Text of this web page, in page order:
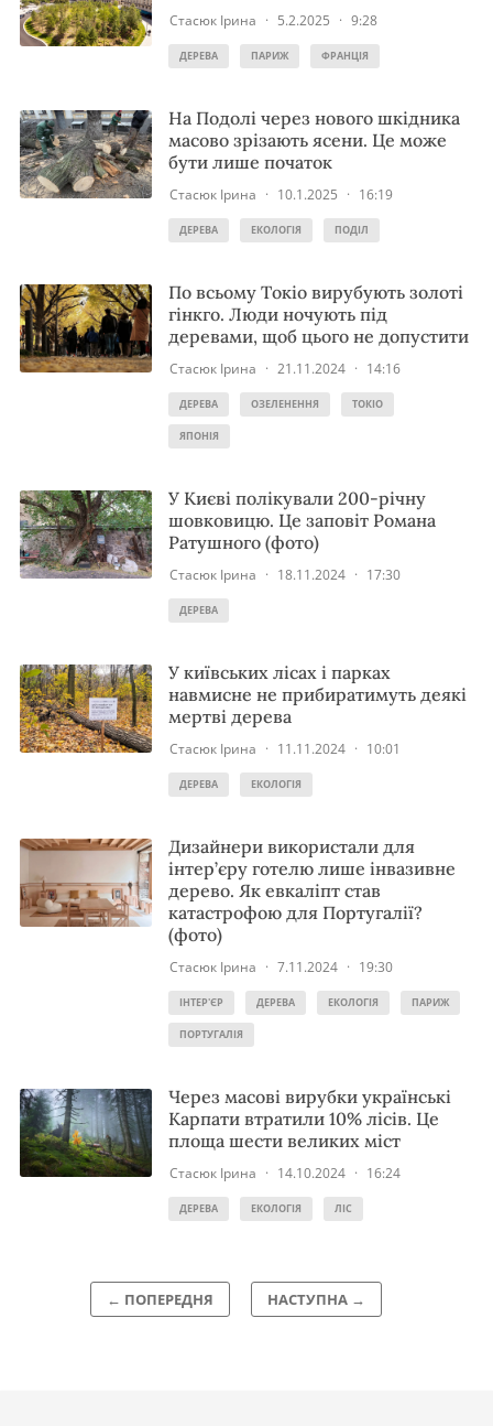
Стасюк Ірина · 5.2.2025 · 9:28
ДЕРЕВА ПАРИЖ ФРАНЦІЯ
На Подолі через нового шкідника
масово зрізають ясени. Це може
бути лише початок
Стасюк Ірина · 10.1.2025 · 16:19
ДЕРЕВА ЕКОЛОГІЯ ПОДІЛ
По всьому Токіо вирубують золоті
гінкго. Люди ночують під
деревами, щоб цього не допустити
Стасюк Ірина · 21.11.2024 · 14:16
ДЕРЕВА ОЗЕЛЕНЕННЯ ТОКІО
ЯПОНІЯ
У Києві полікували 200-річну
шовковицю. Це заповіт Романа
Ратушного (фото)
Стасюк Ірина · 18.11.2024 · 17:30
ДЕРЕВА
У київських лісах і парках
навмисне не прибиратимуть деякі
мертві дерева
Стасюк Ірина · 11.11.2024 · 10:01
ДЕРЕВА ЕКОЛОГІЯ
Дизайнери використали для
інтер’єру готелю лише інвазивне
дерево. Як евкаліпт став
катастрофою для Португалії?
(фото)
Стасюк Ірина · 7.11.2024 · 19:30
ІНТЕР'ЄР ДЕРЕВА ЕКОЛОГІЯ ПАРИЖ
ПОРТУГАЛІЯ
Через масові вирубки українські
Карпати втратили 10% лісів. Це
площа шести великих міст
Стасюк Ірина · 14.10.2024 · 16:24
ДЕРЕВА ЕКОЛОГІЯ ЛІС
← ПОПЕРЕДНЯ НАСТУПНА →